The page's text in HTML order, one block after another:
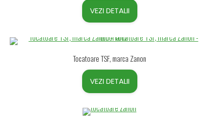
VEZI DETALII
Tocatoare TSF, marca Zanon
VEZI DETALII